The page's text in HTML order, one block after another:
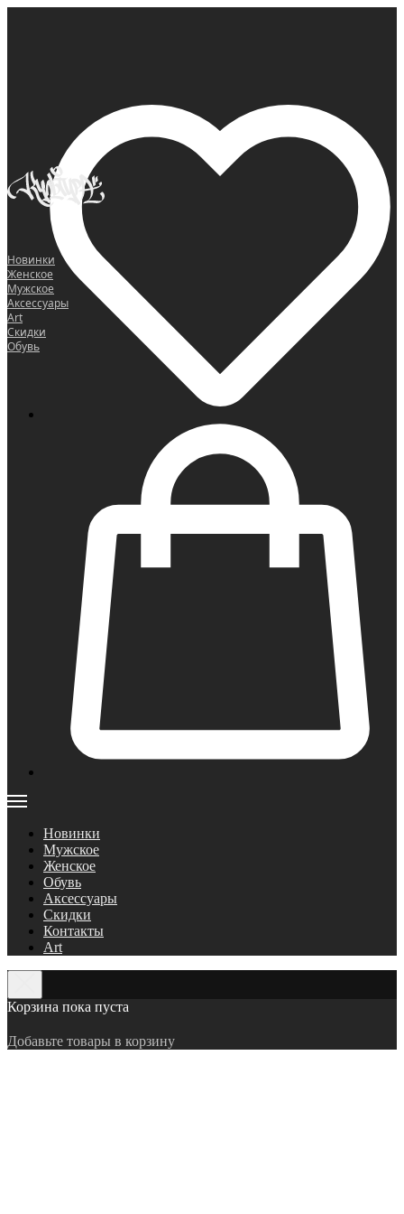
0
Новинки
Женское
Мужское
Аксессуары
Art
Скидки
Обувь
Новинки
Мужское
Женское
Обувь
Аксессуары
Скидки
Контакты
Art
Корзина пока пуста
Добавьте товары в корзину